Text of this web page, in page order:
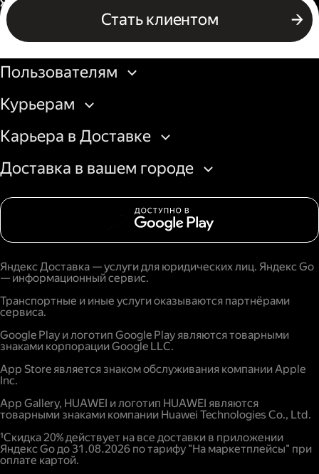
Стать клиентом
Бизнесу
Пользователям
Курьерам
Карьера в Доставке
Доставка в вашем городе
Яндекс Доставка — услуги для юридических лиц. Яндекс Go
— информационный сервис.
Транспортные и иные услуги оказываются партнёрами
сервиса.
Google Play и логотип Google Play являются товарными
знаками корпорации Google LLC.
App Store является знаком обслуживания компании Apple
Inc.
App Gallery, HUAWEI и логотип HUAWEI являются
товарными знаками компании Huawei Technologies Co., Ltd.
¹Скидка 20% действует на все доставки в приложении
Яндекс Go до 31.08.2026 по тарифу "На маркетплейсы" при
оплате картой.